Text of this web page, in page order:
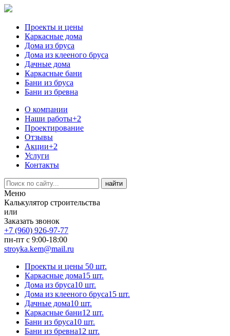
Проекты и цены
Каркасные дома
Дома из бруса
Дома из клееного бруса
Дачные дома
Каркасные бани
Бани из бруса
Бани из бревна
О компании
Наши работы+2
Проектирование
Отзывы
Акции+2
Услуги
Контакты
Меню
Калькулятор строительства
или
Заказать звонок
+7 (960) 926-97-77
пн-пт с 9:00-18:00
stroyka.kem@mail.ru
Проекты и цены 50 шт.
Каркасные дома15 шт.
Дома из бруса10 шт.
Дома из клееного бруса15 шт.
Дачные дома10 шт.
Каркасные бани12 шт.
Бани из бруса10 шт.
Бани из бревна12 шт.